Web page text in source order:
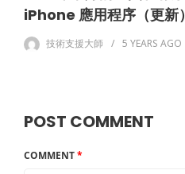
iPhone 應用程序（更新）
技術支援大師 5 YEARS AGO
POST COMMENT
COMMENT*